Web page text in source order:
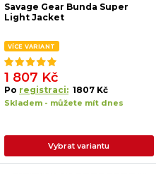
Savage Gear Bunda Super
Light Jacket
VÍCE VARIANT
1 807 Kč
Po registraci: 1807 Kč
Skladem - můžete mít dnes
Vybrat variantu